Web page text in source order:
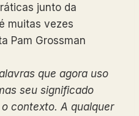
junto da
muitas vezes
Pam Grossman
que agora uso
seu significado
contexto. A qualquer